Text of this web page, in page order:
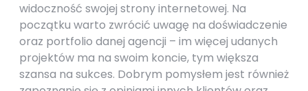
widoczność swojej strony internetowej. Na
początku warto zwrócić uwagę na doświadczenie
oraz portfolio danej agencji – im więcej udanych
projektów ma na swoim koncie, tym większa
szansa na sukces. Dobrym pomysłem jest również